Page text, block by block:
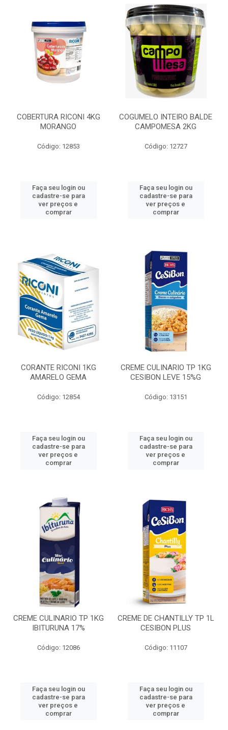
COBERTURA RICONI 4KG
MORANGO
Código: 12853
Faça seu login ou
cadastre-se para
ver preços e
comprar
COGUMELO INTEIRO BALDE
CAMPOMESA 2KG
Código: 12727
Faça seu login ou
cadastre-se para
ver preços e
comprar
CORANTE RICONI 1KG
AMARELO GEMA
Código: 12854
Faça seu login ou
cadastre-se para
ver preços e
comprar
CREME CULINARIO TP 1KG
CESIBON LEVE 15%G
Código: 13151
Faça seu login ou
cadastre-se para
ver preços e
comprar
CREME CULINARIO TP 1KG
IBITURUNA 17%
Código: 12086
Faça seu login ou
cadastre-se para
ver preços e
comprar
CREME DE CHANTILLY TP 1L
CESIBON PLUS
Código: 11107
Faça seu login ou
cadastre-se para
ver preços e
comprar